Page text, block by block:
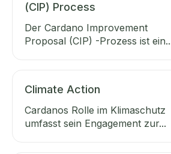
(CIP) Process
Der Cardano Improvement
Proposal (CIP) -Prozess ist
Climate Action
Cardanos Rolle im Klimaschutz
umfasst sein Engagement zur...